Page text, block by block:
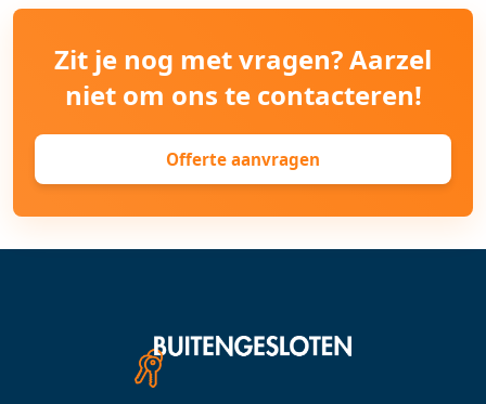
Zit je nog met vragen? Aarzel
niet om ons te contacteren!
Offerte aanvragen